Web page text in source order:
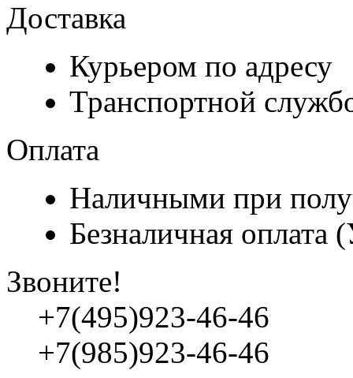
Доставка
Курьером по адресу
Транспортной
Оплата
Наличными при
Безналичная
Звоните!
+7(495)923-46-46
+7(985)923-46-46